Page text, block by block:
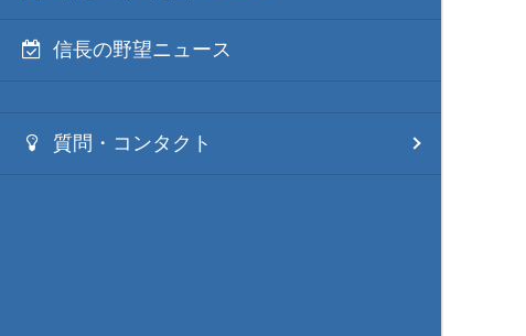
信長の野望ニュース
質問・コンタクト